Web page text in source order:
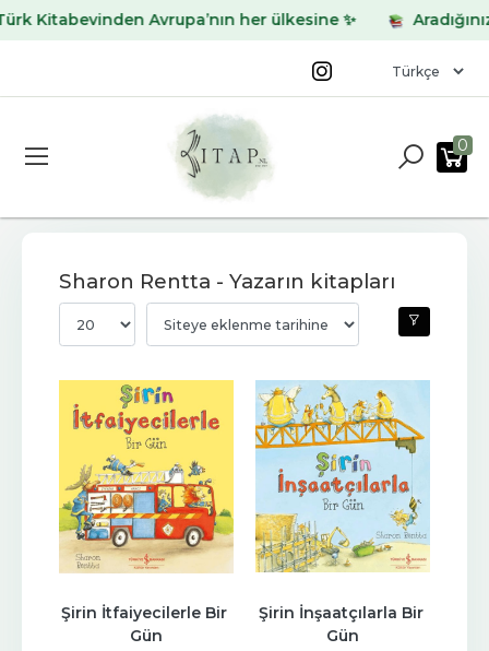
Avrupa’nın her ülkesine ✨ Aradığınız
0
Sharon Rentta - Yazarın kitapları
Şirin İtfaiyecilerle Bir
Gün
Şirin İnşaatçılarla Bir
Gün